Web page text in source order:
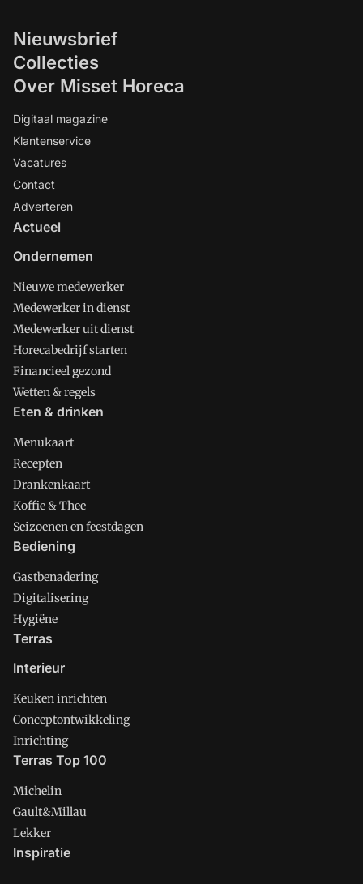
Nieuwsbrief
Collecties
Over Misset Horeca
Digitaal magazine
Klantenservice
Vacatures
Contact
Adverteren
Actueel
Ondernemen
Nieuwe medewerker
Medewerker in dienst
Medewerker uit dienst
Horecabedrijf starten
Financieel gezond
Wetten & regels
Eten & drinken
Menukaart
Recepten
Drankenkaart
Koffie & Thee
Seizoenen en feestdagen
Bediening
Gastbenadering
Digitalisering
Hygiëne
Terras
Interieur
Keuken inrichten
Conceptontwikkeling
Inrichting
Terras Top 100
Michelin
Gault&Millau
Lekker
Inspiratie